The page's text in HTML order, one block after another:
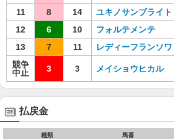
11
8 14 ユキノサンブライト
12
6 10 フォルテメンテ
13
7 11 レディーフランソワ
競争
中止
3 3 メイショウヒカル
払戻金
種類 馬番